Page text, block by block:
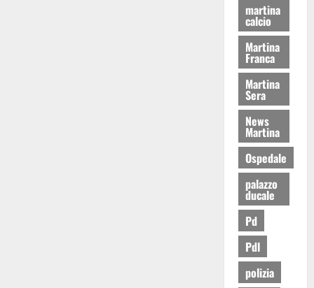
martina
calcio
Martina
Franca
Martina
Sera
News
Martina
Ospedale
palazzo
ducale
Pd
Pdl
polizia